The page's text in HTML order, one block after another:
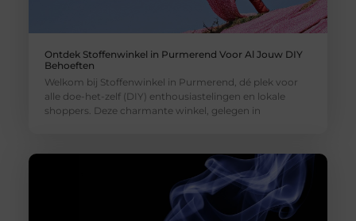
Ontdek Stoffenwinkel in Purmerend Voor Al Jouw DIY
Behoeften
Welkom bij Stoffenwinkel in Purmerend, dé plek voor
alle doe-het-zelf (DIY) enthousiastelingen en lokale
shoppers. Deze charmante winkel, gelegen in